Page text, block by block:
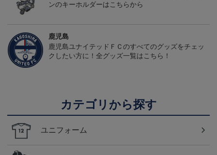
ンのキーホルダーはこちらから
鹿児島
鹿児島ユナイテッドＦＣのすべてのグッズをチェッ
クしたい方に！全グッズ一覧はこちら！
カテゴリから探す
ユニフォーム